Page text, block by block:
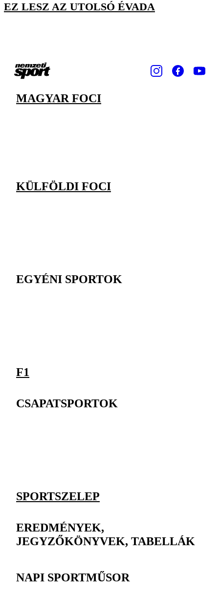
EZ LESZ AZ UTOLSÓ ÉVADA
MAGYAR FOCI
KÜLFÖLDI FOCI
EGYÉNI SPORTOK
F1
CSAPATSPORTOK
SPORTSZELEP
EREDMÉNYEK,
JEGYZŐKÖNYVEK, TABELLÁK
NAPI SPORTMŰSOR